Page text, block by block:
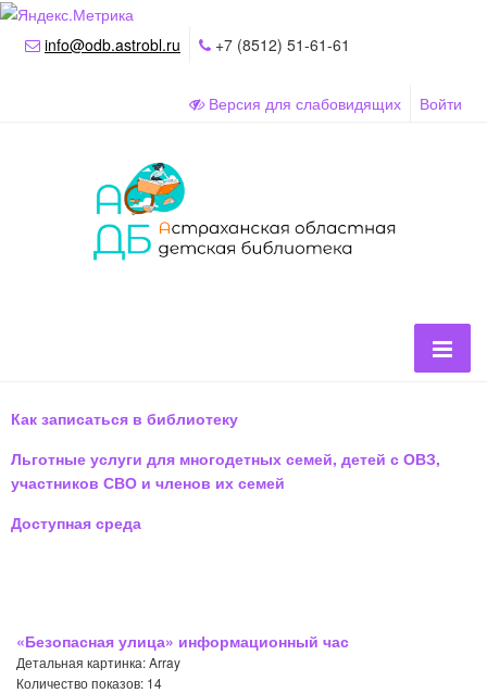
info@odb.astrobl.ru +7 (8512) 51-61-61
Версия для слабовидящих Войти
Как записаться в библиотеку
Льготные услуги для многодетных семей, детей с ОВЗ,
участников СВО и членов их семей
Доступная среда
«Безопасная улица» информационный час
Детальная картинка: Array
Количество показов: 14